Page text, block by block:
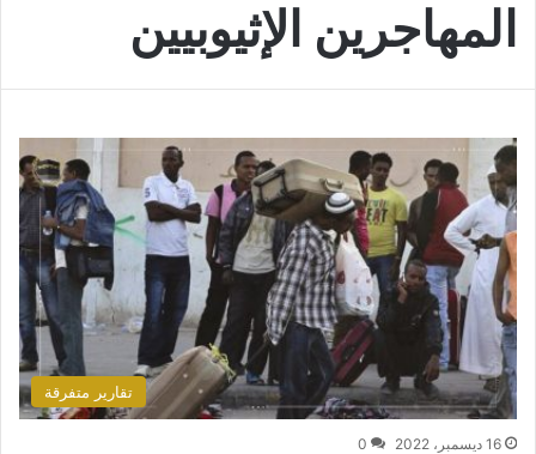
المهاجرين الإثيوبيين
تقارير متفرقة
16 ديسمبر، 2022 0